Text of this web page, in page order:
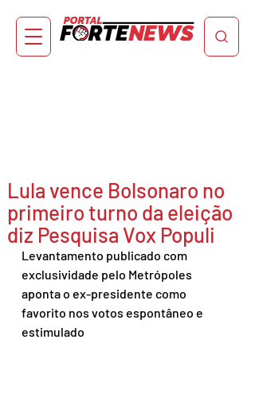
Lula vence Bolsonaro no
primeiro turno da eleição
diz Pesquisa Vox Populi
Levantamento publicado com
exclusividade pelo Metrópoles
aponta o ex-presidente como
favorito nos votos espontâneo e
estimulado